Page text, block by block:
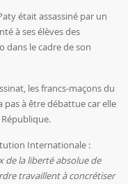
était assassiné par un
à ses élèves des
dans le cadre de son
les francs-maçons du
pas à être débattue car elle
Internationale :
de la liberté absolue de
travaillent à concrétiser